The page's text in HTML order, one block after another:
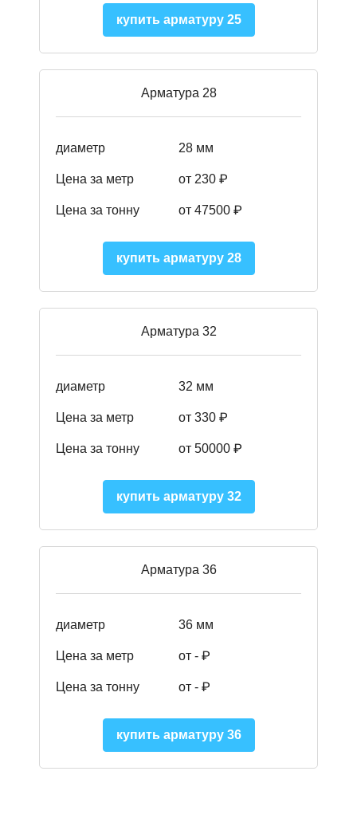
купить арматуру 25
Арматура 28
диаметр 28 мм
Цена за метр от 230 ₽
Цена за тонну от 47500 ₽
купить арматуру 28
Арматура 32
диаметр 32 мм
Цена за метр от 330 ₽
Цена за тонну от 50000 ₽
купить арматуру 32
Арматура 36
диаметр 36 мм
Цена за метр от - ₽
Цена за тонну от - ₽
купить арматуру 36